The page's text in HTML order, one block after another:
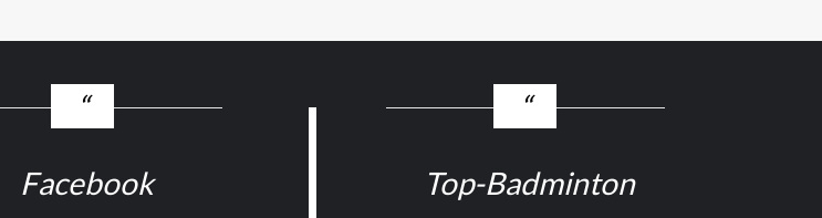
Facebook
Top-Badminton